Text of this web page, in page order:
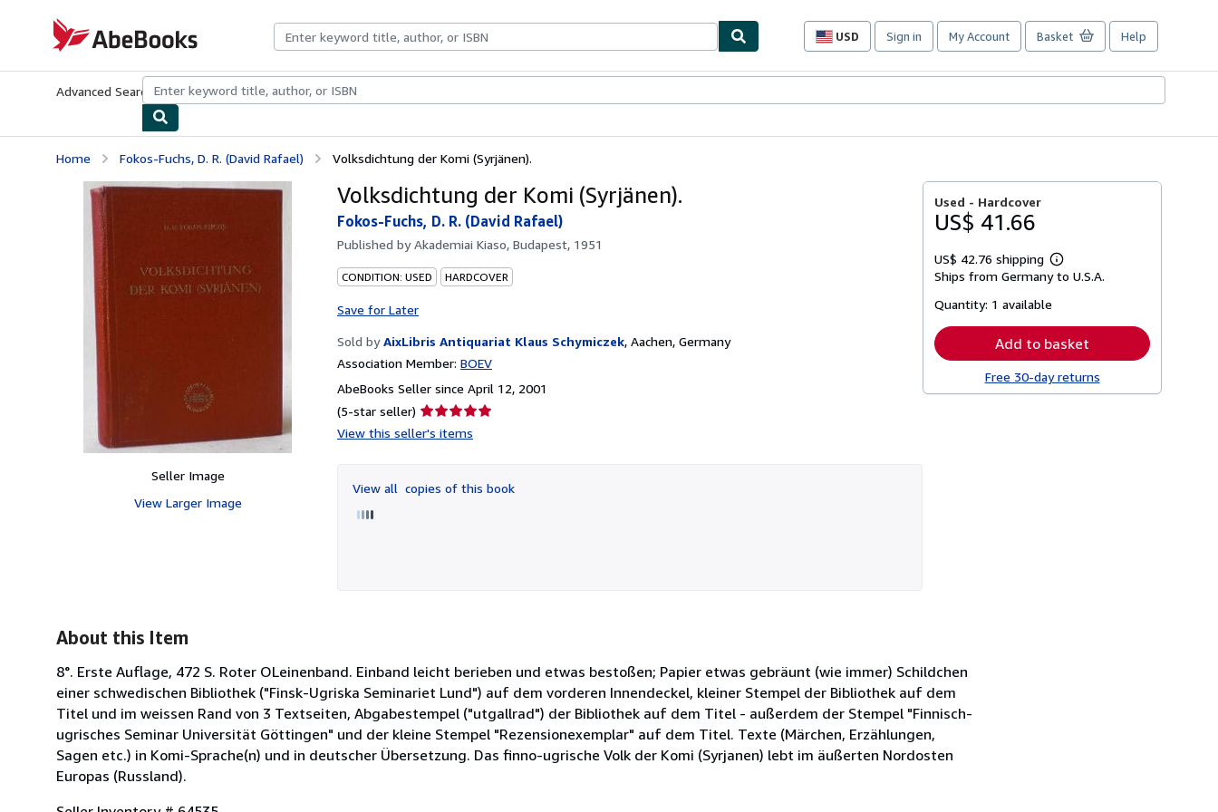
AbeBooks.com
USD
Site
preferences
Sign in My Account Basket Help
Advanced Search Browse CollectionsRare BooksArt & Collectibles
Home Fokos-Fuchs, D. R. (David Rafael) Volksdichtung der Komi (Syrjänen).
Seller Image
View Larger Image
Volksdichtung der Komi (Syrjänen).
Fokos-Fuchs, D. R. (David Rafael)
Published byAkademiai Kiaso, Budapest, 1951
CONDITION: USED HARDCOVER
Save for Later
Sold by AixLibris Antiquariat Klaus Schymiczek, Aachen, Germany
Association Member: BOEV
AbeBooks Seller since April 12, 2001
(5-star seller) Seller
rating
of
5
View this seller's items
View all copies of this book
Used - Hardcover
US$ 41.66
US$ 42.76 shipping
Learn
more
Ships from Germany to U.S.A.
Quantity: 1 available
Add to basket
Free 30-day returns
About this Item
8°. Erste Auflage, 472 S. Roter OLeinenband. Einband leicht berieben und etwas bestoßen; Papier etwas gebräunt (wie immer) Schildchen
einer schwedischen Bibliothek ("Finsk-Ugriska Seminariet Lund") auf dem vorderen Innendeckel, kleiner Stempel der Bibliothek auf dem
Titel und im weissen Rand von 3 Textseiten, Abgabestempel ("utgallrad") der Bibliothek auf dem Titel - außerdem der Stempel "Finnisch-
ugrisches Seminar Universität Göttingen" und der kleine Stempel "Rezensionexemplar" auf dem Titel. Texte (Märchen, Erzählungen,
Sagen etc.) in Komi-Sprache(n) und in deutscher Übersetzung. Das finno-ugrische Volk der Komi (Syrjanen) lebt im äußerten Nordosten
Europas (Russland).